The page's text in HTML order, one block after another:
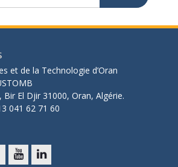
et de la Technologie d’Oran
El Djir 31000, Oran, Algérie.
041 62 71 60